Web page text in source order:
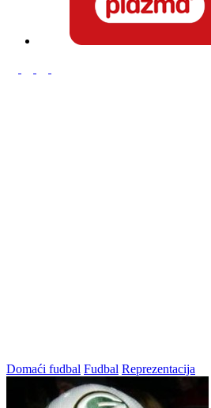
Domaći fudbal Fudbal Reprezentacija